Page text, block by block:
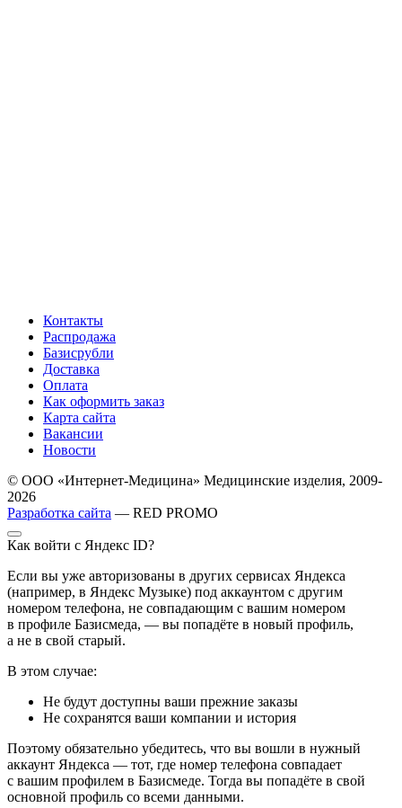
Контакты
Распродажа
Базисрубли
Доставка
Оплата
Как оформить заказ
Карта сайта
Вакансии
Новости
© ООО «Интернет-Медицина» Медицинские изделия, 2009-
2026
Разработка сайта — RED PROMO
Как войти с Яндекс ID?
Если вы уже авторизованы в других сервисах Яндекса
(например, в Яндекс Музыке) под аккаунтом с другим
номером телефона, не совпадающим с вашим номером
в профиле Базисмеда, — вы попадёте в новый профиль,
а не в свой старый.
В этом случае:
Не будут доступны ваши прежние заказы
Не сохранятся ваши компании и история
Поэтому обязательно убедитесь, что вы вошли в нужный
аккаунт Яндекса — тот, где номер телефона совпадает
с вашим профилем в Базисмеде. Тогда вы попадёте в свой
основной профиль со всеми данными.